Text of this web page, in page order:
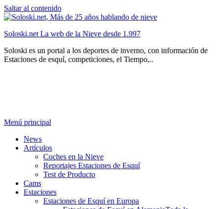
Saltar al contenido
Soloski.net La web de la Nieve desde 1.997
Soloski es un portal a los deportes de inverno, con información de
Estaciones de esquí, competiciones, el Tiempo,..
Menú principal
News
Artículos
Coches en la Nieve
Reportajes Estaciones de Esquí
Test de Producto
Cams
Estaciones
Estaciones de Esquí en Europa